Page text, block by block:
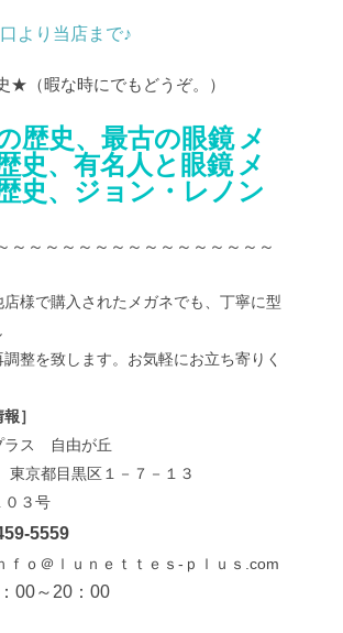
より当店まで♪
★（暇な時にでもどうぞ。）
歴史、最古の眼鏡 メ
史、有名人と眼鏡 メ
史、ジョン・レノン
～～～～～～～～～～～～～～～～
店様で購入されたメガネでも、丁寧に型
整を致します。お気軽にお立ち寄りく
］
ラス 自由が丘
京都目黒区１－７－１３
０３号
5559
ｆｏ＠ｌｕｎｅｔｔｅｓ-ｐｌｕｓ.com
00～20：00